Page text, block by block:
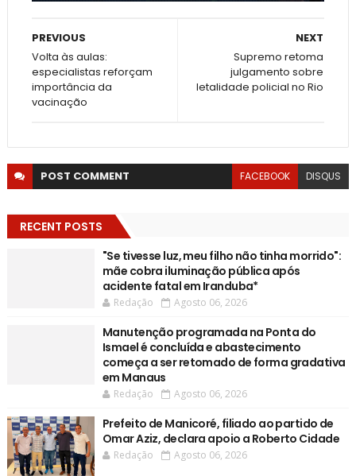
NEXT
Supremo retoma
julgamento sobre
letalidade policial no Rio
PREVIOUS
Volta às aulas:
especialistas reforçam
importância da
vacinação
POST COMMENT FACEBOOK DISQUS
RECENT POSTS
"Se tivesse luz, meu filho não tinha morrido":
mãe cobra iluminação pública após
acidente fatal em Iranduba*
Redação Agosto 06, 2026
Manutenção programada na Ponta do
Ismael é concluída e abastecimento
começa a ser retomado de forma gradativa
em Manaus
Redação Agosto 06, 2026
Prefeito de Manicoré, filiado ao partido de
Omar Aziz, declara apoio a Roberto Cidade
Redação Agosto 06, 2026